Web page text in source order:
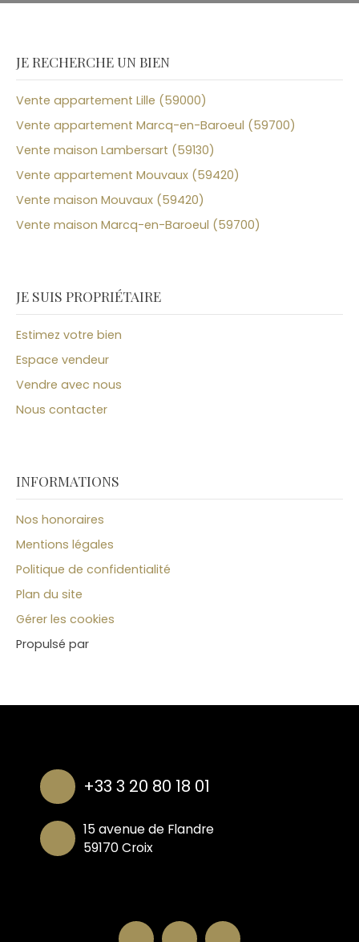
JE RECHERCHE UN BIEN
Vente appartement Lille (59000)
Vente appartement Marcq-en-Baroeul (59700)
Vente maison Lambersart (59130)
Vente appartement Mouvaux (59420)
Vente maison Mouvaux (59420)
Vente maison Marcq-en-Baroeul (59700)
JE SUIS PROPRIÉTAIRE
Estimez votre bien
Espace vendeur
Vendre avec nous
Nous contacter
INFORMATIONS
Nos honoraires
Mentions légales
Politique de confidentialité
Plan du site
Gérer les cookies
Propulsé par
+33 3 20 80 18 01
15 avenue de Flandre
59170 Croix